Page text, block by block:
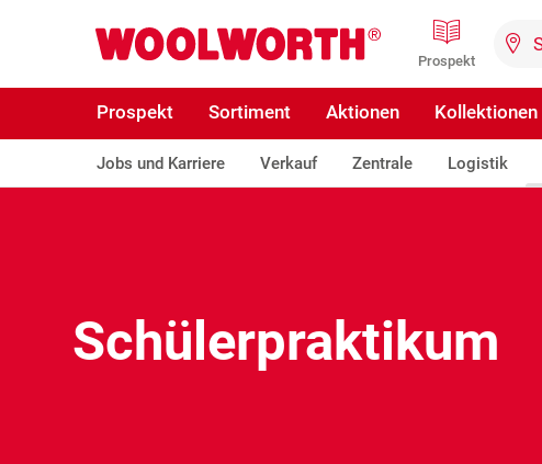
Woolworth GmbH Prospekt
Prospekt Sortiment Aktionen Kollektionen
Jobs und Karriere Verkauf Zentrale Logistik
Schülerpraktikum